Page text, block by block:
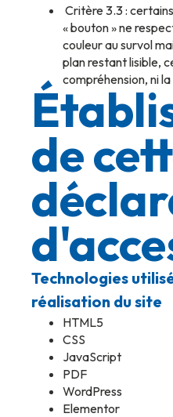
Critère 3.3 :
« bouton » ne
couleur au survol
plan restant lisible,
compréhension, ni
de
Technologies
réalisation du site
HTML5
CSS
JavaScript
PDF
WordPress
Elementor